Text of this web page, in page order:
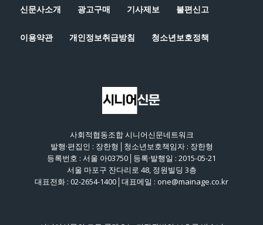
신문사소개 광고구매 기사제보 불편신고
이용약관 개인정보취급방침 청소년보호정책
사회적협동조합 시니어신문네트워크
발행·편집인 : 장한형│청소년보호책임자 : 장한형
등록번호 : 서울 아03750│등록·발행일 : 2015-05-21
서울 마포구 잔다리로 48, 정원빌딩 3층
대표전화 : 02-2654-1400│대표메일 : one@mainage.co.kr